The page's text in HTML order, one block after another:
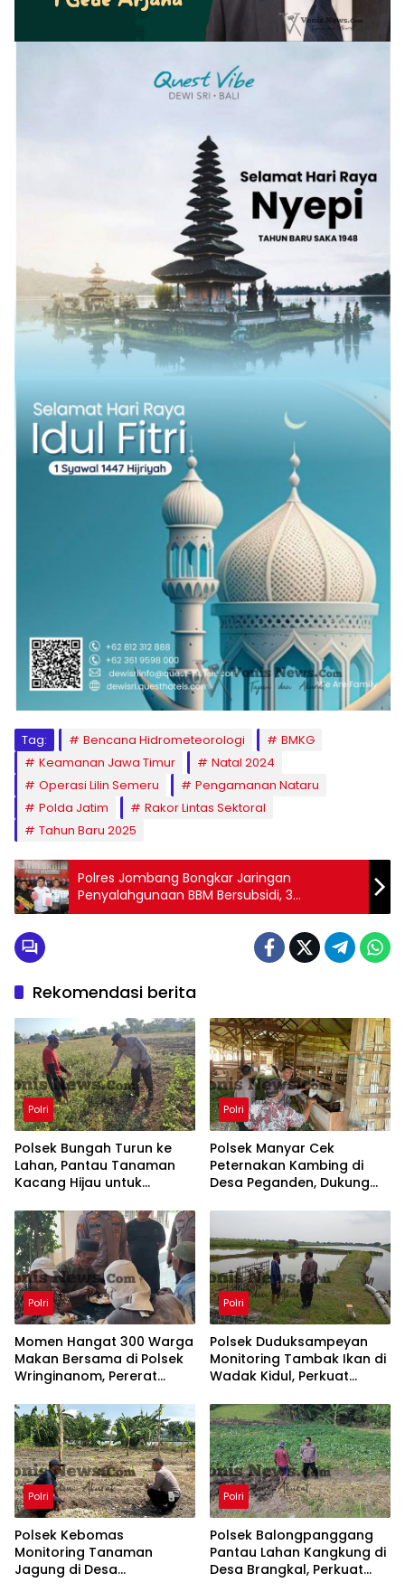
Tag: Bencana Hidrometeorologi
BMKG
Keamanan Jawa Timur
Natal 2024
Operasi Lilin Semeru
Pengamanan Nataru
Polda Jatim
Rakor Lintas Sektoral
Tahun Baru 2025
Polres Jombang Bongkar Jaringan
Penyalahgunaan BBM Bersubsidi, 3
Tersangka dan 8.000 Liter Solar Diamankan
Rekomendasi berita
Polri
Polsek Bungah Turun ke
Lahan, Pantau Tanaman
Kacang Hijau untuk
Pangan
Polri
Polsek Manyar Cek
Peternakan Kambing di
Desa Peganden, Dukung
Pangan
Polri
Momen Hangat 300 Warga
Makan Bersama di Polsek
Wringinanom, Pererat
Polri Dekat dengan
Masyarakat
Polri
Polsek Duduksampeyan
Monitoring Tambak Ikan di
Wadak Kidul, Perkuat
Nasional
Polri
Polsek Kebomas
Monitoring Tanaman
Jagung di Desa
Polri
Polsek Balongpanggang
Pantau Lahan Kangkung di
Desa Brangkal, Perkuat